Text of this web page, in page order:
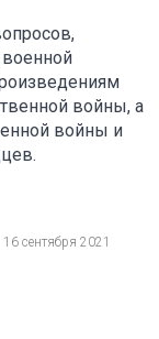
войны, а
войны и
16 сентября 2021